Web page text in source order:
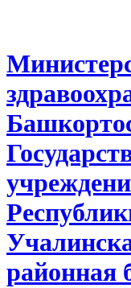
районная